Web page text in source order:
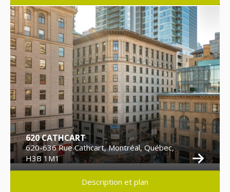
620 CATHCART
620-636 Rue Cathcart, Montréal, Québec,
H3B 1M1
Description et plan